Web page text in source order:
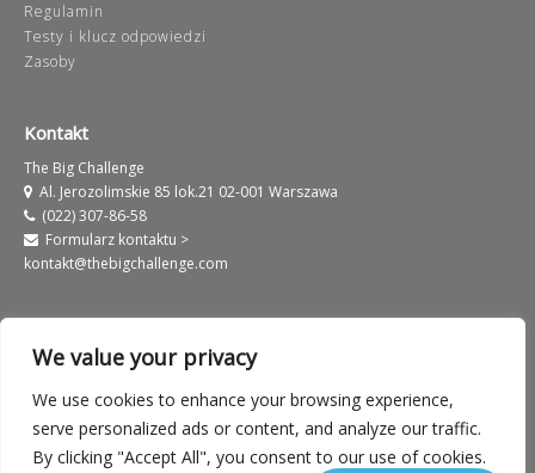
We value your privacy
We use cookies to enhance your browsing experience,
serve personalized ads or content, and analyze our traffic.
By clicking "Accept All", you consent to our use of cookies.
Regulamin
Testy i klucz odpowiedzi
Zasoby
Kontakt
The Big Challenge
Al. Jerozolimskie 85 lok.21 02-001 Warszawa
(022) 307-86-58
Formularz kontaktu >
kontakt@thebigchallenge.com
Warunki użytkowania serwisu
Polityka prywatności European Label